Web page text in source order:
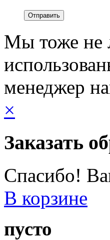
Мы тоже не
менеджер
×
Заказать
Спасибо!
В корзине
пусто